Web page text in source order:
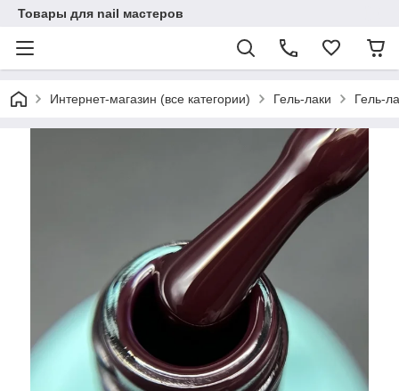
Товары для nail мастеров
Интернет-магазин (все категории) Гель-лаки Гель-